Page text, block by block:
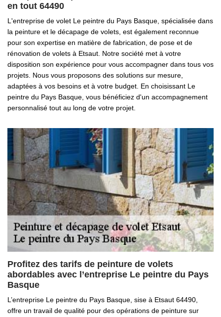
en tout 64490
L'entreprise de volet Le peintre du Pays Basque, spécialisée dans
la peinture et le décapage de volets, est également reconnue
pour son expertise en matière de fabrication, de pose et de
rénovation de volets à Etsaut. Notre société met à votre
disposition son expérience pour vous accompagner dans tous vos
projets. Nous vous proposons des solutions sur mesure,
adaptées à vos besoins et à votre budget. En choisissant Le
peintre du Pays Basque, vous bénéficiez d'un accompagnement
personnalisé tout au long de votre projet.
Profitez des tarifs de peinture de volets
abordables avec l’entreprise Le peintre du Pays
Basque
L’entreprise Le peintre du Pays Basque, sise à Etsaut 64490,
offre un travail de qualité pour des opérations de peinture sur